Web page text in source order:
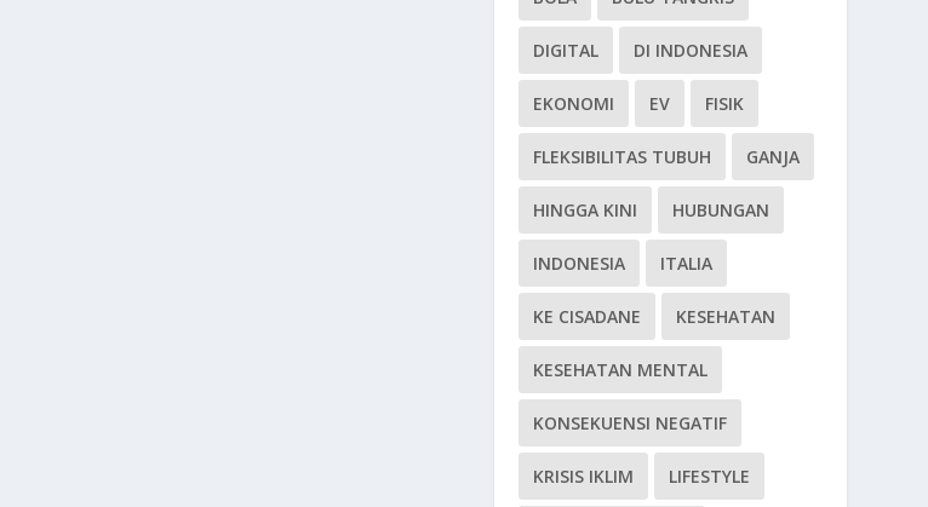
DIGITAL DI INDONESIA
EKONOMI EV FISIK
FLEKSIBILITAS TUBUH GANJA
HINGGA KINI HUBUNGAN
INDONESIA ITALIA
KE CISADANE KESEHATAN
KESEHATAN MENTAL
KONSEKUENSI NEGATIF
KRISIS IKLIM LIFESTYLE